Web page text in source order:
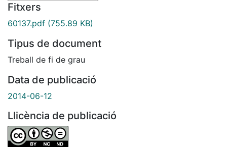
Fitxers
60137.pdf (755.89 KB)
Tipus de document
Treball de fi de grau
Data de publicació
2014-06-12
Llicència de publicació